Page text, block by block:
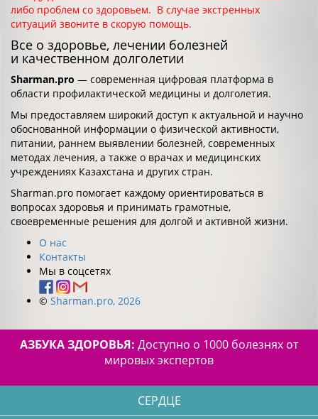
либо проблем со здоровьем. В случае экстренных
ситуаций звоните в скорую помощь.
Все о здоровье, лечении болезней
и качественном долголетии
Sharman.pro — современная цифровая платформа в
области профилактической медицины и долголетия.
Мы предоставляем широкий доступ к актуальной и научно
обоснованной информации о физической активности,
питании, раннем выявлении болезней, современных
методах лечения, а также о врачах и медицинских
учреждениях Казахстана и других стран.
Sharman.pro помогает каждому ориентироваться в
вопросах здоровья и принимать грамотные,
своевременные решения для долгой и активной жизни.
О нас
Контакты
Мы в соцсетях
© Sharman.pro, 2026
АЗБУКА ЗДОРОВЬЯ: Доступно о 1000 болезнях от
мировых экспертов
СЕРДЦЕ